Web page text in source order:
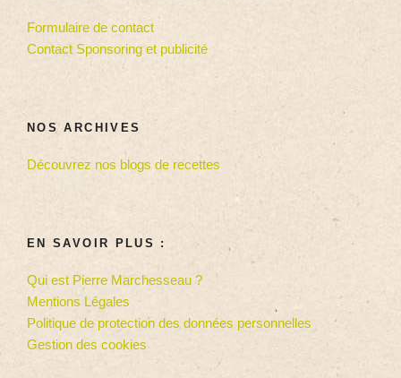
Formulaire de contact
Contact Sponsoring et publicité
NOS ARCHIVES
Découvrez nos blogs de recettes
EN SAVOIR PLUS :
Qui est Pierre Marchesseau ?
Mentions Légales
Politique de protection des données personnelles
Gestion des cookies